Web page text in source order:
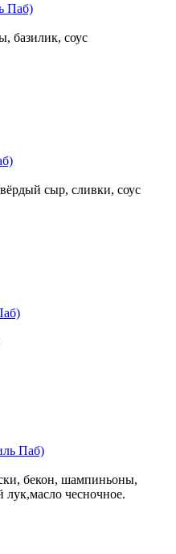
базилик, соус
сыр, сливки, соус
бекон, шампиньоны,
лук,масло чесночное.